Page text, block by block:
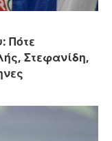
Πότε
Στεφανίδη,